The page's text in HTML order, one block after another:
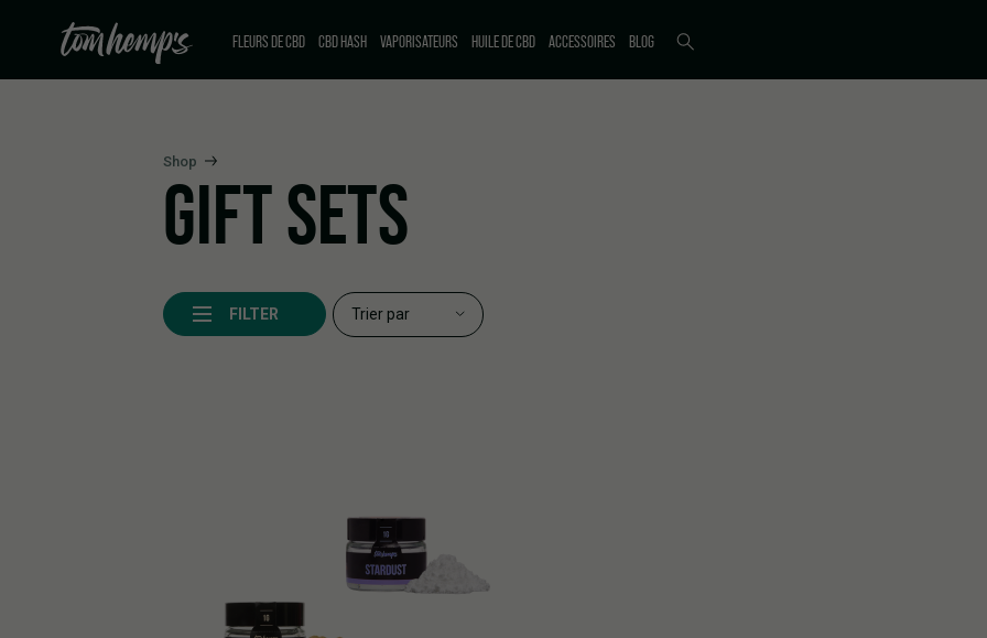
FLEURS DE CBD CBD HASH VAPORISATEURS HUILE DE CBD ACCESSOIRES BLOG
Shop
GIFT SETS
FILTER